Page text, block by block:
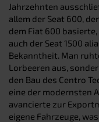
Jahrzehnten
allem der Seat 600,
dem Fiat 600
auch der Seat 1500
Bekanntheit. Man
Lorbeeren aus,
den Bau des Centro
eine der modernsten
avancierte zur
eigene Fahrzeuge,